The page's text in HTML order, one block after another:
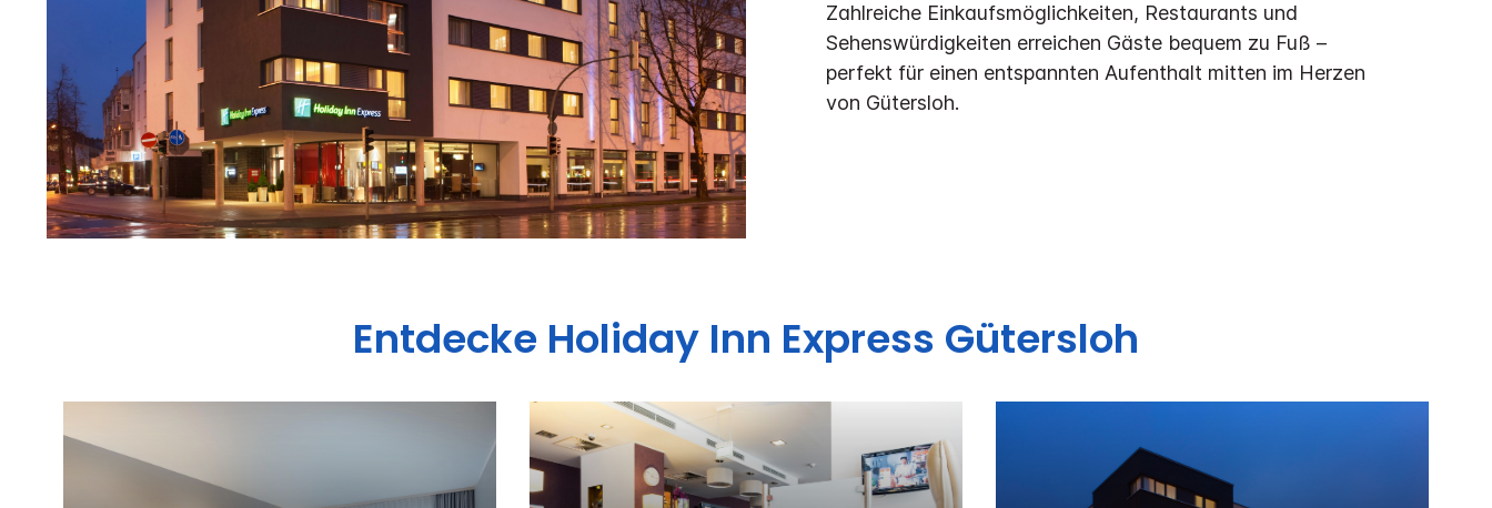
Zahlreiche Einkaufsmöglichkeiten, Restaurants und
Sehenswürdigkeiten erreichen Gäste bequem zu Fuß –
perfekt für einen entspannten Aufenthalt mitten im Herzen
von Gütersloh.
Entdecke Holiday Inn Express Gütersloh